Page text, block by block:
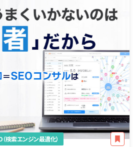
（検索エンジン最適化）